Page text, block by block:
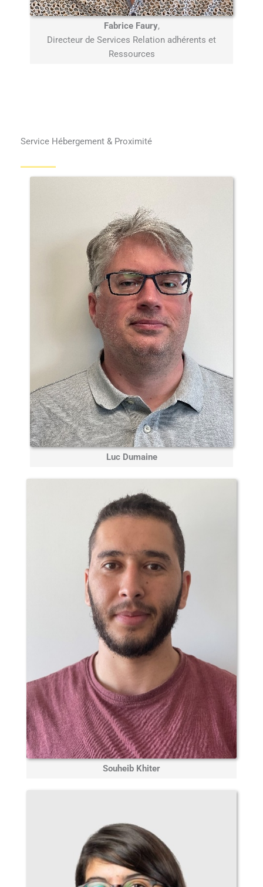
Fabrice Faury,
Directeur de Services Relation adhérents et
Ressources
Service Hébergement & Proximité
Luc Dumaine
Souheib Khiter